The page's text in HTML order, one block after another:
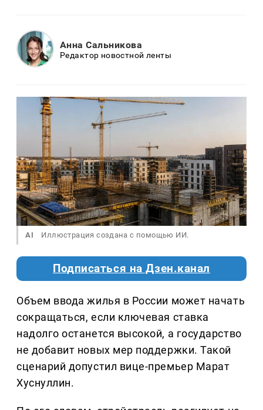
Анна Сальникова
Редактор новостной ленты
AI Иллюстрация создана с помощью ИИ.
Подписаться на Дзен.канал
Объем ввода жилья в России может начать
сокращаться, если ключевая ставка
надолго останется высокой, а государство
не добавит новых мер поддержки. Такой
сценарий допустил вице-премьер Марат
Хуснуллин.